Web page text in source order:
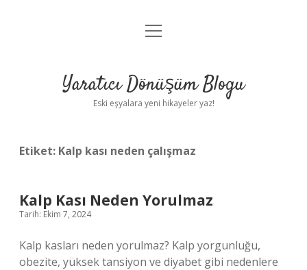
Anasayfa
Yasal Uyarı
menüyü
Yaratıcı Dönüşüm Blogu
Eski eşyalara yeni hikayeler yaz!
Etiket: Kalp kası neden çalışmaz
Kalp Kası Neden Yorulmaz
Tarih: Ekim 7, 2024
Kalp kasları neden yorulmaz? Kalp yorgunluğu,
obezite, yüksek tansiyon ve diyabet gibi nedenlere